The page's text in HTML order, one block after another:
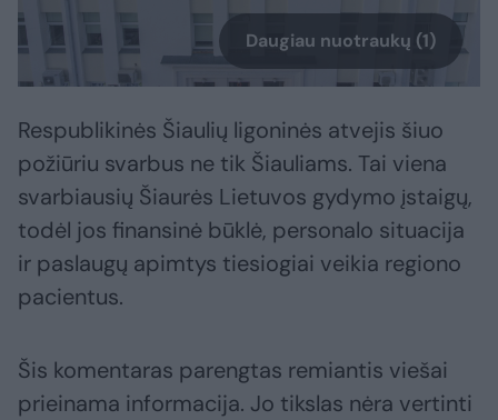
Daugiau nuotraukų (1)
Respublikinės Šiaulių ligoninės atvejis šiuo
požiūriu svarbus ne tik Šiauliams. Tai viena
svarbiausių Šiaurės Lietuvos gydymo įstaigų,
todėl jos finansinė būklė, personalo situacija
ir paslaugų apimtys tiesiogiai veikia regiono
pacientus.
Šis komentaras parengtas remiantis viešai
prieinama informacija. Jo tikslas nėra vertinti